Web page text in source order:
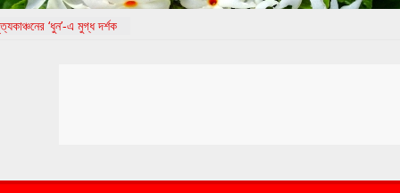
‘ধুন’-এ মুগ্ধ দর্শক
আদানিদের কাণ্ডে নিশ্চুপ
জেলে পুরল পুলিশ